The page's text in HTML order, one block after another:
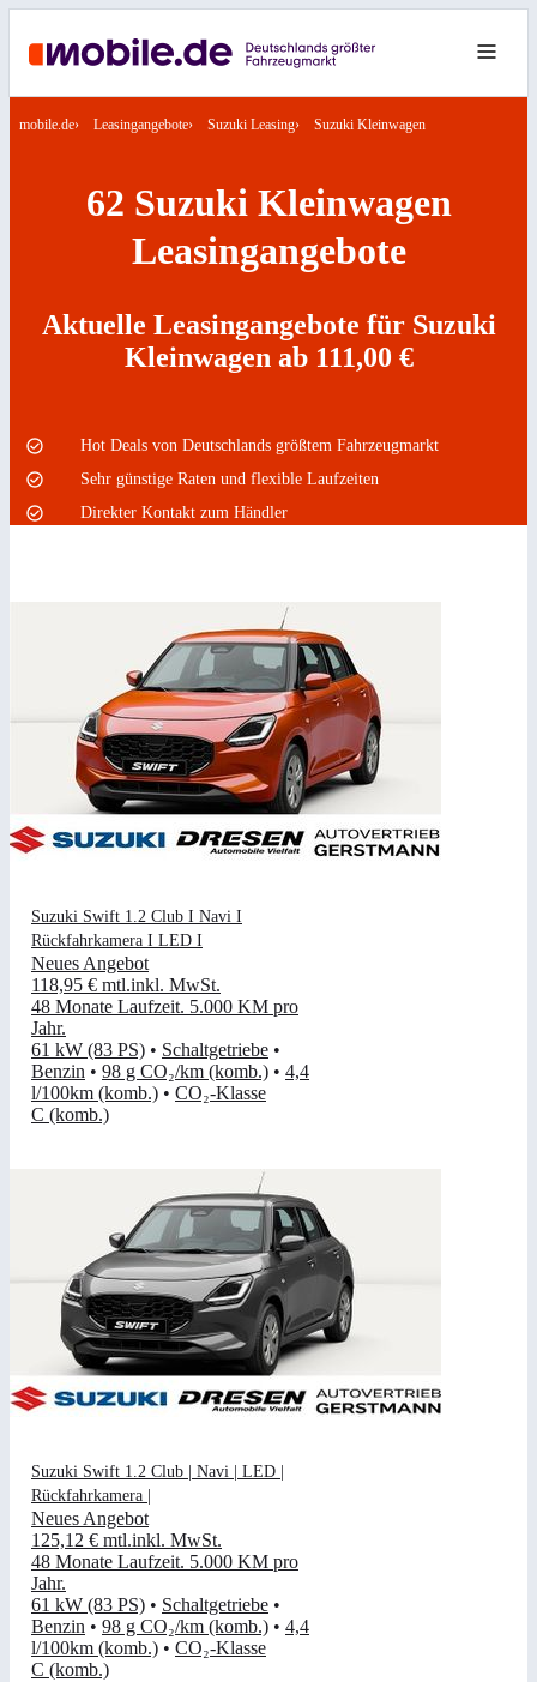
mobile.de Leasingangebote Suzuki Leasing Suzuki Kleinwagen
62 Suzuki Kleinwagen
Leasingangebote
Aktuelle Leasingangebote für Suzuki
Kleinwagen ab 111,00 €
Hot Deals von Deutschlands größtem Fahrzeugmarkt
Sehr günstige Raten und flexible Laufzeiten
Direkter Kontakt zum Händler
Suzuki Swift 1.2 Club I Navi I
Rückfahrkamera I LED I
Neues Angebot
118,95 € mtl.inkl. MwSt.
48 Monate Laufzeit. 5.000 KM pro
Jahr.
61 kW (83 PS) • Schaltgetriebe •
Benzin • 98 g CO₂/km (komb.) • 4,4
l/100km (komb.) • CO₂-Klasse
C (komb.)
Suzuki Swift 1.2 Club | Navi | LED |
Rückfahrkamera |
Neues Angebot
125,12 € mtl.inkl. MwSt.
48 Monate Laufzeit. 5.000 KM pro
Jahr.
61 kW (83 PS) • Schaltgetriebe •
Benzin • 98 g CO₂/km (komb.) • 4,4
l/100km (komb.) • CO₂-Klasse
C (komb.)